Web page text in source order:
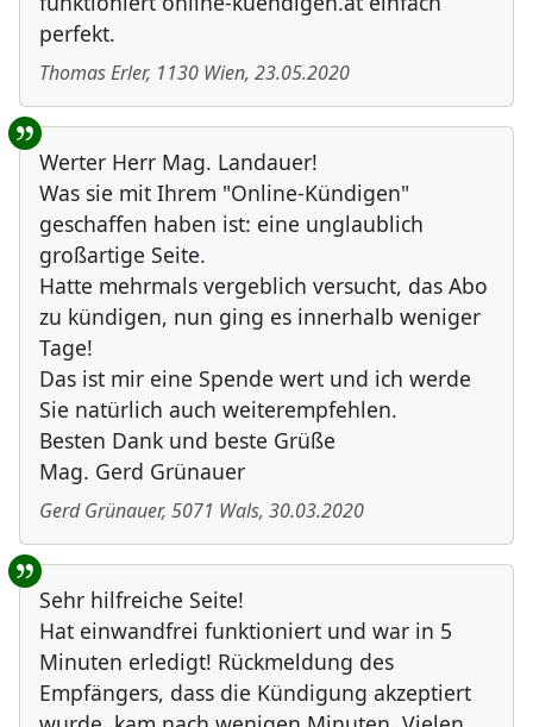
perfekt.
Thomas Erler, 1130 Wien, 23.05.2020
Werter Herr Mag. Landauer!
Was sie mit Ihrem "Online-Kündigen"
geschaffen haben ist: eine unglaublich
großartige Seite.
Hatte mehrmals vergeblich versucht, das Abo
zu kündigen, nun ging es innerhalb weniger
Tage!
Das ist mir eine Spende wert und ich werde
Sie natürlich auch weiterempfehlen.
Besten Dank und beste Grüße
Mag. Gerd Grünauer
Gerd Grünauer, 5071 Wals, 30.03.2020
Sehr hilfreiche Seite!
Hat einwandfrei funktioniert und war in 5
Minuten erledigt! Rückmeldung des
Empfängers, dass die Kündigung akzeptiert